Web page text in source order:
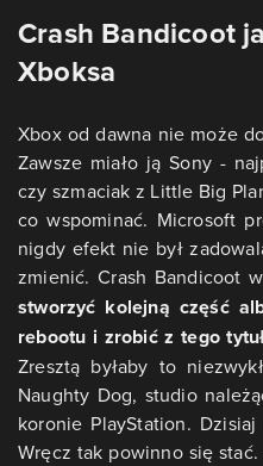
Crash Bandicoot
Xboksa
Xbox od dawna nie może
Zawsze miało ją Sony -
czy szmaciak z Little Big
co wspominać. Microsoft
nigdy efekt nie był
zmienić. Crash Bandicoot
stworzyć kolejną część
rebootu i zrobić z tego
Zresztą byłaby to
Naughty Dog, studio
koronie PlayStation.
Wręcz tak powinno się